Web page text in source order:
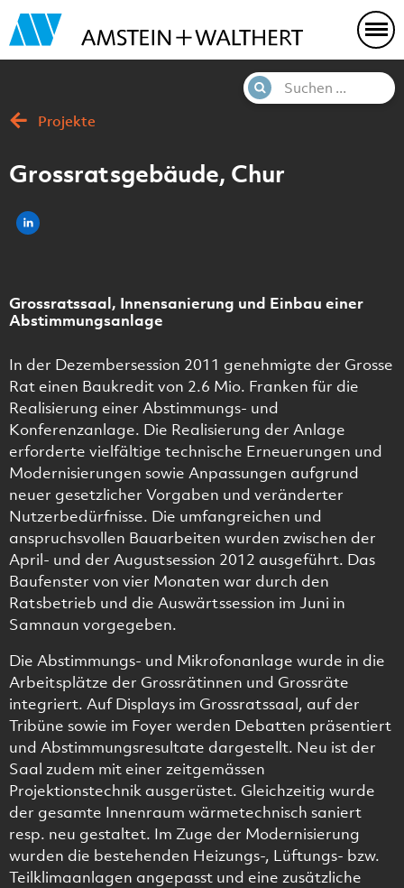
Projekte
Grossratsgebäude, Chur
Grossratssaal, Innensanierung und Einbau einer
Abstimmungsanlage
In der Dezembersession 2011 genehmigte der Grosse
Rat einen Baukredit von 2.6 Mio. Franken für die
Realisierung einer Abstimmungs- und
Konferenzanlage. Die Realisierung der Anlage
erforderte vielfältige technische Erneuerungen und
Modernisierungen sowie Anpassungen aufgrund
neuer gesetzlicher Vorgaben und veränderter
Nutzerbedürfnisse. Die umfangreichen und
anspruchsvollen Bauarbeiten wurden zwischen der
April- und der Augustsession 2012 ausgeführt. Das
Baufenster von vier Monaten war durch den
Ratsbetrieb und die Auswärtssession im Juni in
Samnaun vorgegeben.
Die Abstimmungs- und Mikrofonanlage wurde in die
Arbeitsplätze der Grossrätinnen und Grossräte
integriert. Auf Displays im Grossratssaal, auf der
Tribüne sowie im Foyer werden Debatten präsentiert
und Abstimmungsresultate dargestellt. Neu ist der
Saal zudem mit einer zeitgemässen
Projektionstechnik ausgerüstet. Gleichzeitig wurde
der gesamte Innenraum wärmetechnisch saniert
resp. neu gestaltet. Im Zuge der Modernisierung
wurden die bestehenden Heizungs-, Lüftungs- bzw.
Teilklimaanlagen angepasst und eine zusätzliche